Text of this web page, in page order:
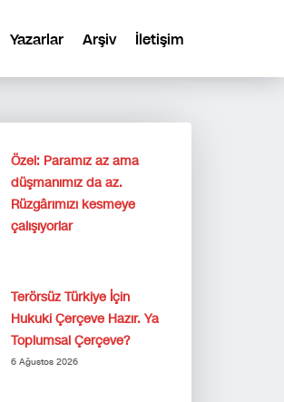
Yazarlar Arşiv İletişim
Özel: Paramız az ama
düşmanımız da az.
Rüzgârımızı kesmeye
çalışıyorlar
Terörsüz Türkiye İçin
Hukuki Çerçeve Hazır. Ya
Toplumsal Çerçeve?
6 Ağustos 2026